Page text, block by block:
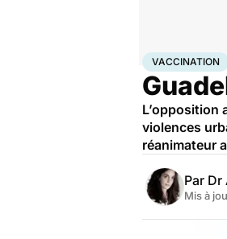
AccueilSanté
VACCINATION
L’opposition
violences
réanimateur
Par Dr
Mis à